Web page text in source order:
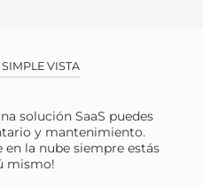
VISTA
solución SaaS puedes
y mantenimiento.
la nube siempre estás
mismo!